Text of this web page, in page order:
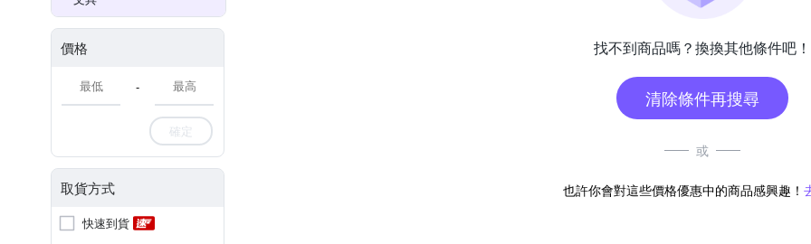
價格
-
確定
取貨方式
快速到貨
找不到商品嗎？換換其他條件吧！
清除條件再搜尋
或
也許你會對這些價格優惠中的商品感興趣！